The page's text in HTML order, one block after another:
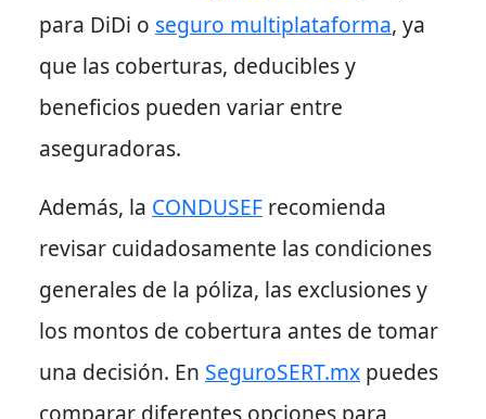
para DiDi o seguro multiplataforma, ya
que las coberturas, deducibles y
beneficios pueden variar entre
aseguradoras.
Además, la CONDUSEF recomienda
revisar cuidadosamente las condiciones
generales de la póliza, las exclusiones y
los montos de cobertura antes de tomar
una decisión. En SeguroSERT.mx puedes